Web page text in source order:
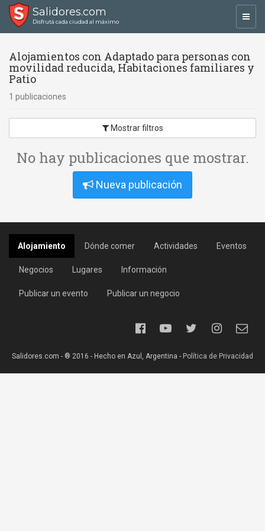
Salidores.com
Disfrutá cada ciudad al máximo
Alojamientos con Adaptado para personas con
movilidad reducida, Habitaciones familiares y
Patio
1 publicaciones
Mostrar filtros
No hay publicaciones que mostrar.
Nueva publicación
Alojamiento Dónde comer Actividades Eventos
Negocios Lugares Información
Publicar un evento Publicar un negocio
Salidores.com - ® 2016 - Hecho en Azul, Argentina - Política de Privacidad